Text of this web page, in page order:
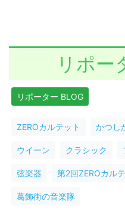
リポー
リポーター BLOG
ZEROカルテット かつし
ウイーン クラシック
弦楽器 第2回ZEROカル
葛飾街の音楽隊